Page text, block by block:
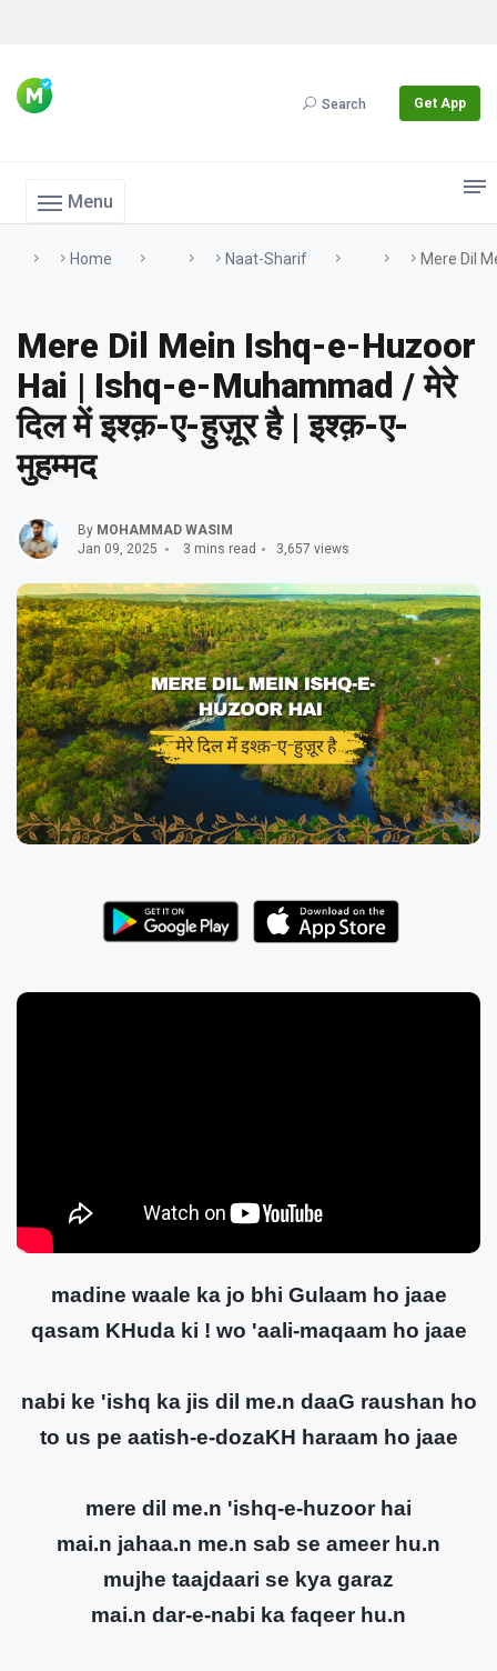
Search Get App
Menu
Home Naat-Sharif Mere Dil
Mere Dil Mein Ishq-e-Huzoor
Hai | Ishq-e-Muhammad / मेरे
दिल में इश्क़-ए-हुज़ूर है | इश्क़-ए-
मुहम्मद
By MOHAMMAD WASIM
Jan 09, 2025
3 mins read 3,657 views
madine waale ka jo bhi Gulaam ho jaae
qasam KHuda ki ! wo 'aali-maqaam ho jaae
nabi ke 'ishq ka jis dil me.n daaG raushan ho
to us pe aatish-e-dozaKH haraam ho jaae
mere dil me.n 'ishq-e-huzoor hai
mai.n jahaa.n me.n sab se ameer hu.n
mujhe taajdaari se kya garaz
mai.n dar-e-nabi ka faqeer hu.n